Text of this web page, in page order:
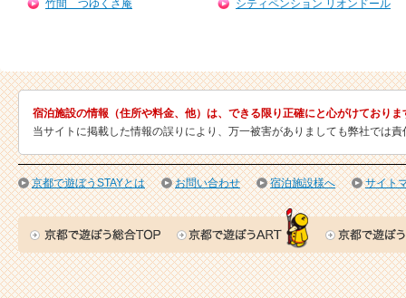
竹間 つゆくさ庵
シティペンション リオンドール
宿泊施設の情報（住所や料金、他）は、できる限り正確にと心がけており
当サイトに掲載した情報の誤りにより、万一被害がありましても弊社では
京都で遊ぼうSTAYとは お問い合わせ 宿泊施設様へ サイト